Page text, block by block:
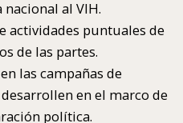
al VIH.
actividades puntuales de
de las partes.
las campañas de
en el marco de
política.